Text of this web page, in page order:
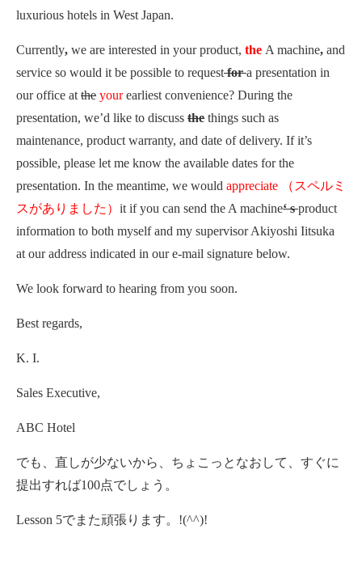
luxurious hotels in West Japan.
Currently, we are interested in your product, the A machine, and
service so would it be possible to request for a presentation in
our office at the your earliest convenience? During the
presentation, we’d like to discuss the things such as
maintenance, product warranty, and date of delivery. If it’s
possible, please let me know the available dates for the
presentation. In the meantime, we would appreciate
（スペルミ
スがありました） it if you can send the A machine‘ s product
information to both myself and my supervisor Akiyoshi Iitsuka
at our address indicated in our e-mail signature below.
We look forward to hearing from you soon.
Best regards,
K. I.
Sales Executive,
ABC Hotel
でも、直しが少ないから、ちょこっとなおして、すぐに
提出すれば100点でしょう。
Lesson 5でまた頑張ります。!(^^)!